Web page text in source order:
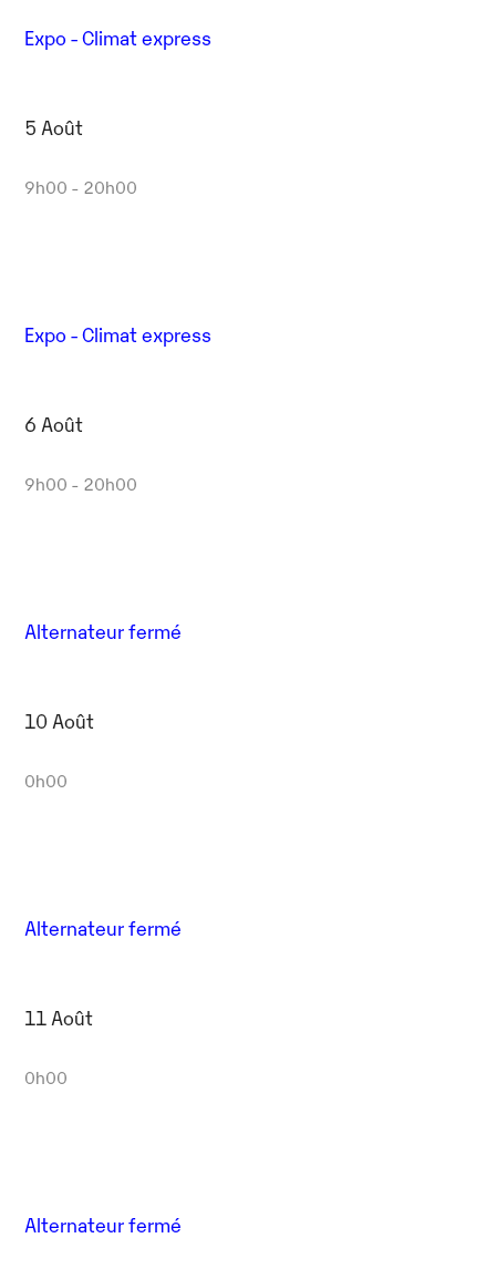
Expo - Climat express
5 Août
9h00 - 20h00
Expo - Climat express
6 Août
9h00 - 20h00
Alternateur fermé
10 Août
0h00
Alternateur fermé
11 Août
0h00
Alternateur fermé